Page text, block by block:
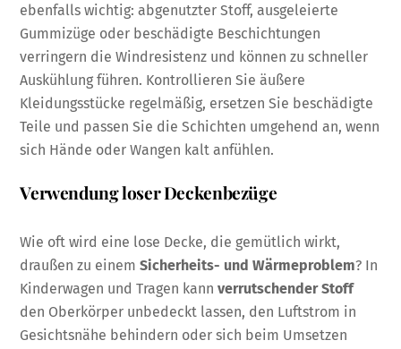
ebenfalls wichtig: abgenutzter Stoff, ausgeleierte
Gummizüge oder beschädigte Beschichtungen
verringern die Windresistenz und können zu schneller
Auskühlung führen. Kontrollieren Sie äußere
Kleidungsstücke regelmäßig, ersetzen Sie beschädigte
Teile und passen Sie die Schichten umgehend an, wenn
sich Hände oder Wangen kalt anfühlen.
Verwendung loser Deckenbezüge
Wie oft wird eine lose Decke, die gemütlich wirkt,
draußen zu einemSicherheits- und Wärmeproblem? In
Kinderwagen und Tragen kannverrutschender Stoff
den Oberkörper unbedeckt lassen, den Luftstrom in
Gesichtsnähe behindern oder sich beim Umsetzen